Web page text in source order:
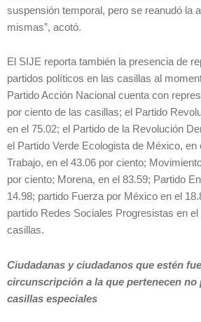
suspensión temporal, pero se reanudó la
mismas”, acotó.
El SIJE reporta también la presencia de
partidos políticos en las casillas al
Partido Acción Nacional cuenta con
por ciento de las casillas; el Partido
en el 75.02; el Partido de la Revolución
el Partido Verde Ecologista de México, en
Trabajo, en el 43.06 por ciento;
por ciento; Morena, en el 83.59; Partido
14.98; partido Fuerza por México en el
partido Redes Sociales Progresistas en
casillas.
Ciudadanas y ciudadanos que estén
circunscripción a la que pertenecen no
casillas especiales